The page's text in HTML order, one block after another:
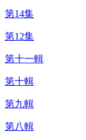
第14集
第12集
第十一輯
第十輯
第九輯
第八輯